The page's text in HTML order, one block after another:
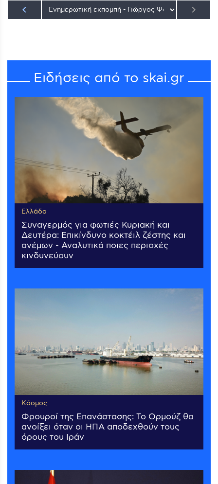
keyboard_arrow_left keyboard_arrow_right
Ειδήσεις από το skai.gr
Ελλάδα
Συναγερμός για φωτιές Κυριακή και
Δευτέρα: Επικίνδυνο κοκτέιλ ζέστης και
ανέμων - Αναλυτικά ποιες περιοχές
κινδυνεύουν
Κόσμος
Φρουροί της Επανάστασης: Το Ορμούζ θα
ανοίξει όταν οι ΗΠΑ αποδεχθούν τους
όρους του Ιράν